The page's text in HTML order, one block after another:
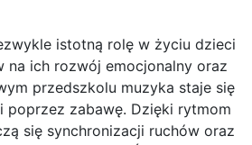
istotną rolę w życiu dzieci
na ich rozwój emocjonalny oraz
przedszkolu muzyka staje się
poprzez zabawę. Dzięki rytmom
się synchronizacji ruchów oraz